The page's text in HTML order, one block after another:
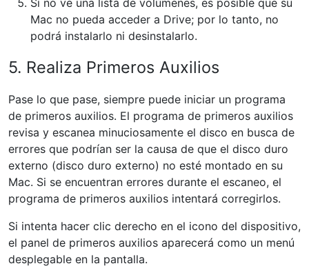
Si no ve una lista de volúmenes, es posible que su
Mac no pueda acceder a Drive; por lo tanto, no
podrá instalarlo ni desinstalarlo.
5. Realiza Primeros Auxilios
Pase lo que pase, siempre puede iniciar un programa
de primeros auxilios. El programa de primeros auxilios
revisa y escanea minuciosamente el disco en busca de
errores que podrían ser la causa de que el disco duro
externo (disco duro externo) no esté montado en su
Mac. Si se encuentran errores durante el escaneo, el
programa de primeros auxilios intentará corregirlos.
Si intenta hacer clic derecho en el icono del dispositivo,
el panel de primeros auxilios aparecerá como un menú
desplegable en la pantalla.